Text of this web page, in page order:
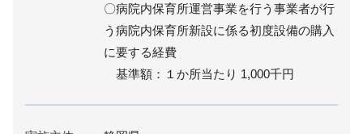
〇病院内保育所運営事業を行う事業者が行
う病院内保育所新設に係る初度設備の購入
に要する経費
基準額：１か所当たり 1,000千円